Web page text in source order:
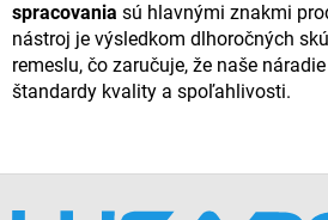
spracovania sú hlavnými znakmi
nástroj je výsledkom dlhoročných
remeslu, čo zaručuje, že naše
štandardy kvality a spoľahlivosti.